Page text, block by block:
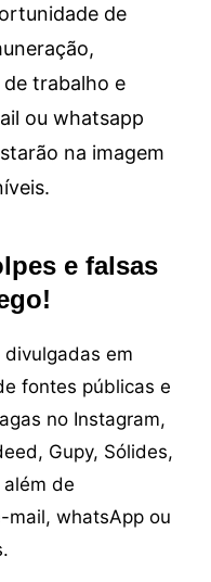
de
trabalho e
ou whatsapp
na imagem
e falsas
em
fontes públicas e
no Instagram,
Gupy, Sólides,
além de
mail, whatsApp ou